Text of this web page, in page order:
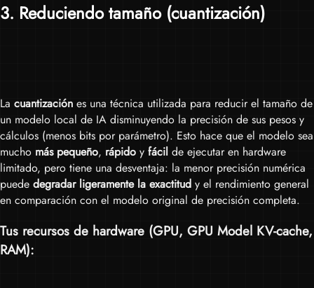
3. Reduciendo tamaño (cuantización)
La cuantización es una técnica utilizada para reducir el tamaño de
un modelo local de IA disminuyendo la precisión de sus pesos y
cálculos (menos bits por parámetro). Esto hace que el modelo sea
mucho más pequeño, rápido y fácil de ejecutar en hardware
limitado, pero tiene una desventaja: la menor precisión numérica
puede degradar ligeramente la exactitud y el rendimiento general
en comparación con el modelo original de precisión completa.
Tus recursos de hardware (GPU, GPU Model KV-cache,
RAM):